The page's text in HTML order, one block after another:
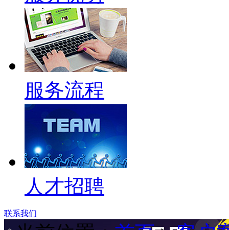
服务流程
人才招聘
联系我们